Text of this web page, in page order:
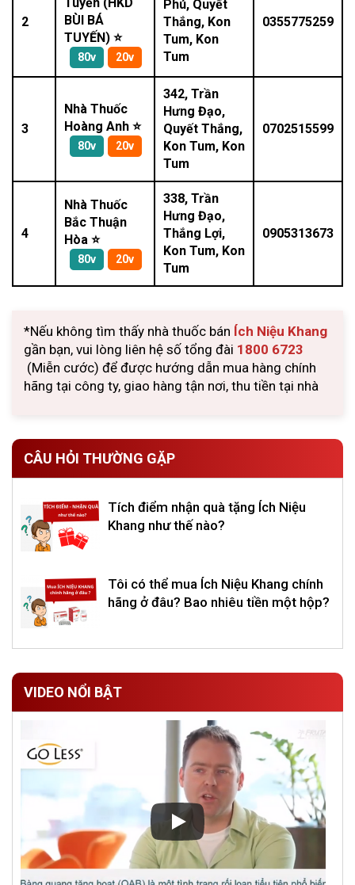
2
BÙI BÁ
TUYẾN) ⭐
20v
80v
Phú, Quyết
Thắng, Kon
Tum, Kon
Tum
0355775259
3
Nhà Thuốc
Hoàng Anh ⭐
20v
80v
342, Trần
Hưng Đạo,
Quyết Thắng,
Kon Tum, Kon
Tum
0702515599
4
Nhà Thuốc
Bắc Thuận
Hòa ⭐
20v
80v
338, Trần
Hưng Đạo,
Thắng Lợi,
Kon Tum, Kon
Tum
0905313673
*Nếu không tìm thấy nhà thuốc bán Ích Niệu Khang
gần bạn, vui lòng liên hệ số tổng đài 1800 6723
(Miễn cước) để được hướng dẫn mua hàng chính
hãng tại công ty, giao hàng tận nơi, thu tiền tại nhà
CÂU HỎI THƯỜNG GẶP
Tích điểm nhận quà tặng Ích Niệu
Khang như thế nào?
Tôi có thể mua Ích Niệu Khang chính
hãng ở đâu? Bao nhiêu tiền một hộp?
VIDEO NỔI BẬT